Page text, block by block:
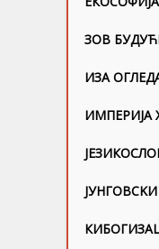
ЗОВ
ИЗА
ИМПЕРИЈА